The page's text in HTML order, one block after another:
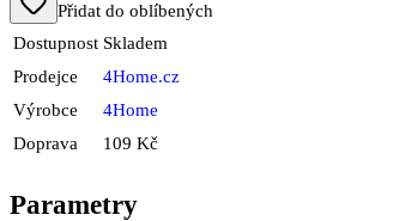
Přidat do oblíbených
Dostupnost Skladem
Prodejce
4Home.cz
Výrobce
4Home
Doprava
109 Kč
Parametry